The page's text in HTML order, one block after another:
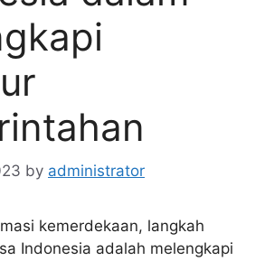
by administrator
kemerdekaan, langkah
Indonesia adalah melengkapi